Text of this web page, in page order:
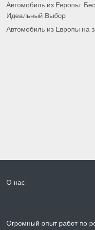
Автомобиль из Европы:
Идеальный Выбор
Автомобиль из Европы на
О нас
Огромный опыт работ по